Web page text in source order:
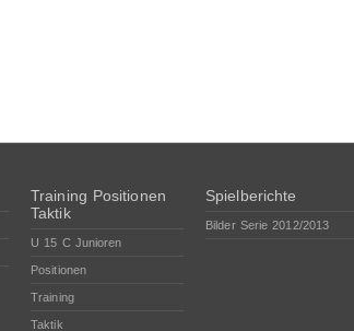
Training Positionen
Taktik
U 15 C Junioren
Positionen
Training
Taktik
Spielberichte
Bilder Serie 2012/2013